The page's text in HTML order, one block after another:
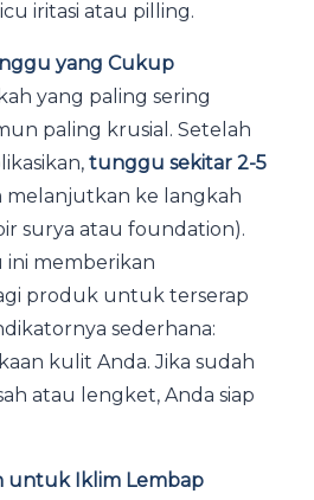
iritasi atau pilling.
yang Cukup
yang paling sering
paling krusial. Setelah
tunggu sekitar 2-5
melanjutkan ke langkah
surya atau foundation).
memberikan
produk untuk terserap
sederhana:
kulit Anda. Jika sudah
atau lengket, Anda siap
untuk Iklim Lembap